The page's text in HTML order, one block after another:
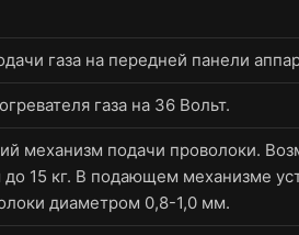
газа на передней панели
газа на 36 Вольт.
механизм подачи проволоки.
до 15 кг. В подающем механизме
диаметром 0,8-1,0 мм.